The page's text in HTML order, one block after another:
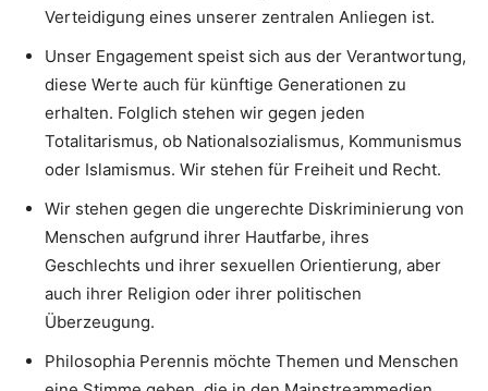
Verteidigung eines unserer zentralen Anliegen ist.
Unser Engagement speist sich aus der Verantwortung,
diese Werte auch für künftige Generationen zu
erhalten. Folglich stehen wir gegen jeden
Totalitarismus, ob Nationalsozialismus, Kommunismus
oder Islamismus. Wir stehen für Freiheit und Recht.
Wir stehen gegen die ungerechte Diskriminierung von
Menschen aufgrund ihrer Hautfarbe, ihres
Geschlechts und ihrer sexuellen Orientierung, aber
auch ihrer Religion oder ihrer politischen
Überzeugung.
Philosophia Perennis möchte Themen und Menschen